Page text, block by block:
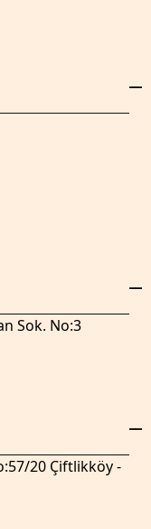
Sok. No:3
20 Çiftlikköy -